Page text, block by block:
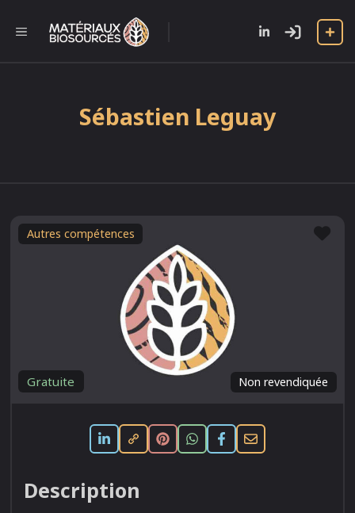
contenu
MENU
Sébastien Leguay
Non revendiquée
Gratuite
Autres compétences
Description